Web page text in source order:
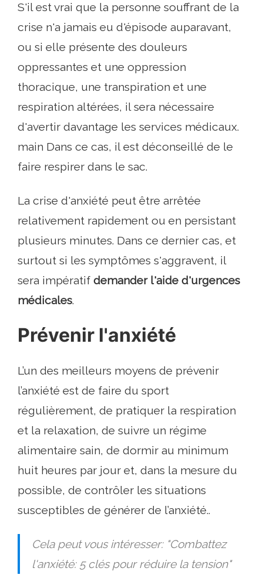
S'il est vrai que la personne souffrant de la
crise n'a jamais eu d'épisode auparavant,
ou si elle présente des douleurs
oppressantes et une oppression
thoracique, une transpiration et une
respiration altérées, il sera nécessaire
d'avertir davantage les services médicaux.
main Dans ce cas, il est déconseillé de le
faire respirer dans le sac.
La crise d'anxiété peut être arrêtée
relativement rapidement ou en persistant
plusieurs minutes. Dans ce dernier cas, et
surtout si les symptômes s'aggravent, il
sera impératif demander l'aide d'urgences
médicales.
Prévenir l'anxiété
L’un des meilleurs moyens de prévenir
l’anxiété est de faire du sport
régulièrement, de pratiquer la respiration
et la relaxation, de suivre un régime
alimentaire sain, de dormir au minimum
huit heures par jour et, dans la mesure du
possible, de contrôler les situations
susceptibles de générer de l’anxiété..
Cela peut vous intéresser: "Combattez
l'anxiété: 5 clés pour réduire la tension"